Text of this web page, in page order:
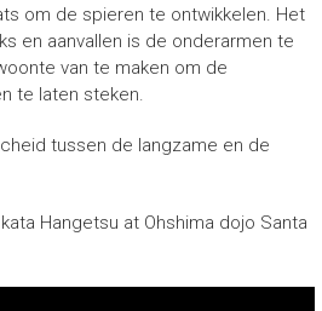
om de spieren te ontwikkelen. Het
en aanvallen is de onderarmen te
van te maken om de
te laten steken.
tussen de langzame en de
Hangetsu at Ohshima dojo Santa